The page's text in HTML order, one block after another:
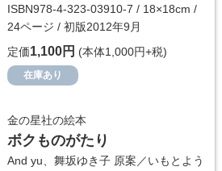
ISBN978-4-323-03910-7 / 18×18cm /
24ページ / 初版2012年9月
定価1,100円 (本体1,000円+税)
在庫あり
金の星社の絵本
ボクものがたり
And yu 舞坂ゆき子 原案／いもとよう